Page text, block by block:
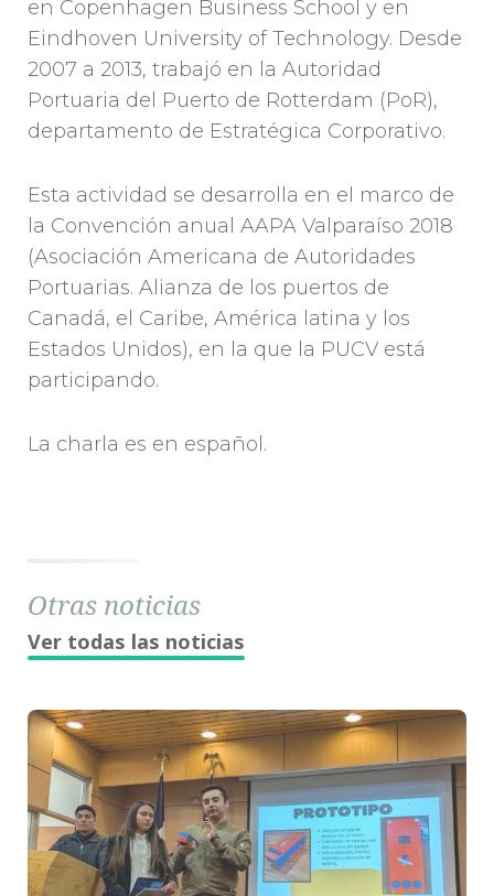
en Copenhagen Business School y en
Eindhoven University of Technology. Desde
2007 a 2013, trabajó en la Autoridad
Portuaria del Puerto de Rotterdam (PoR),
departamento de Estratégica Corporativo.
Esta actividad se desarrolla en el marco de
la Convención anual AAPA Valparaíso 2018
(Asociación Americana de Autoridades
Portuarias. Alianza de los puertos de
Canadá, el Caribe, América latina y los
Estados Unidos), en la que la PUCV está
participando.
La charla es en español.
Otras noticias
Ver todas las noticias